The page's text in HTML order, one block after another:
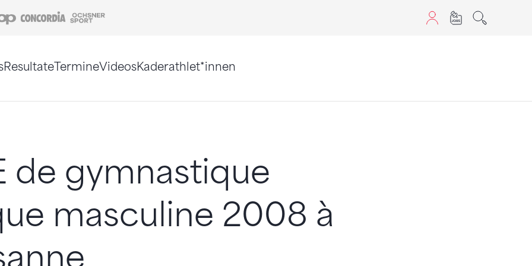
Coop Concordia
ResultateTermineVideosKaderathlet*innen
de gymnastique
masculine 2008 à